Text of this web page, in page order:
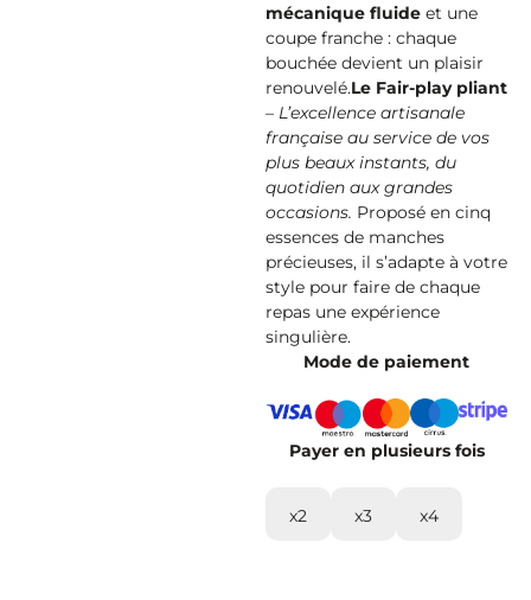
mécanique fluide et une
coupe franche : chaque
bouchée devient un plaisir
renouvelé.Le Fair-play pliant
– L’excellence artisanale
française au service de vos
plus beaux instants, du
quotidien aux grandes
occasions. Proposé en cinq
essences de manches
précieuses, il s’adapte à votre
style pour faire de chaque
repas une expérience
singulière.
Mode de paiement
Payer en plusieurs fois
x2 x3 x4